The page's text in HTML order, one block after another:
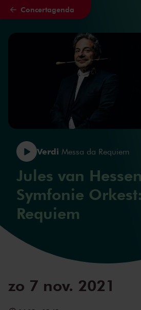
Naar hoofdcontent
Concertagenda
Verdi Messa da Requiem
Jules van
Symfonie
Requiem
zo 7 nov. 2021